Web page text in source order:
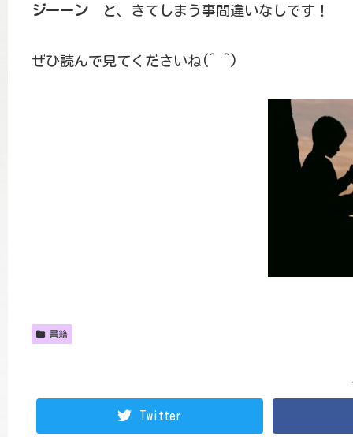
ジーーン と、きてしまう事間違いなしです！
ぜひ読んで見てくださいね(^ ^)
書籍
Twitter